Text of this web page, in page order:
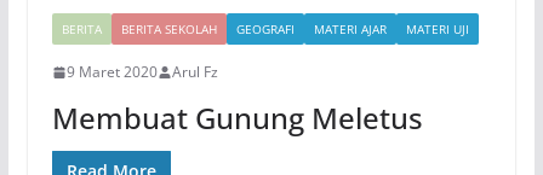
BERITA BERITA SEKOLAH GEOGRAFI MATERI AJAR MATERI UJI
9 Maret 2020 Arul Fz
Membuat Gunung Meletus